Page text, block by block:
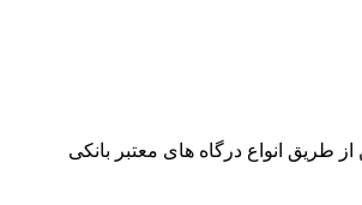
از طریق انواع درگاه های معتبر بانکی